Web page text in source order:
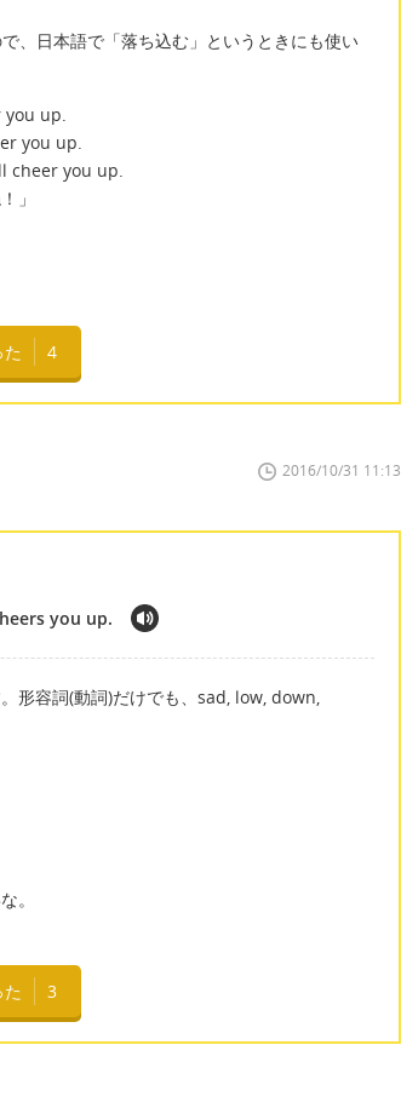
、日本語で「落ち込む」というときにも使い
up.
you up.
cheer you up.
」
た 4
2016/10/31 11:13
you up.
形容詞(動詞)だけでも、sad, low, down,
。
た 3